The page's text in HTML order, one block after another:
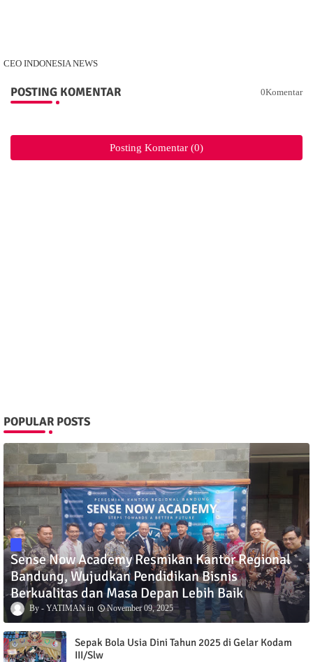
CEO INDONESIA NEWS
POSTING KOMENTAR 0Komentar
Posting Komentar (0)
POPULAR POSTS
Sense Now Academy Resmikan Kantor Regional
Bandung, Wujudkan Pendidikan Bisnis
Berkualitas dan Masa Depan Lebih Baik
YATIMAN November 09, 2025
Sepak Bola Usia Dini Tahun 2025 di Gelar Kodam
III/Slw